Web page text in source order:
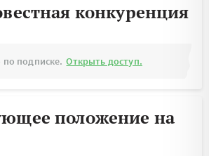
конкуренция
подписке. Открыть доступ.
положение на